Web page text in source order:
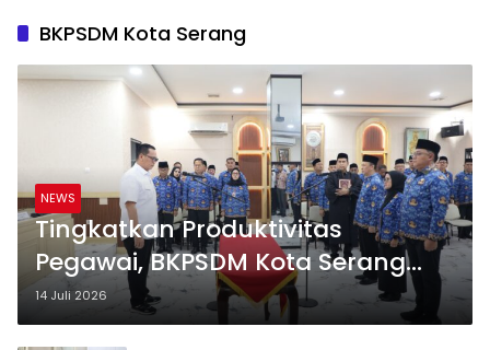
BKPSDM Kota Serang
NEWS
Tingkatkan Produktivitas
Pegawai, BKPSDM Kota Serang
Siap Isi Jabatan Kosong
14 Juli 2026